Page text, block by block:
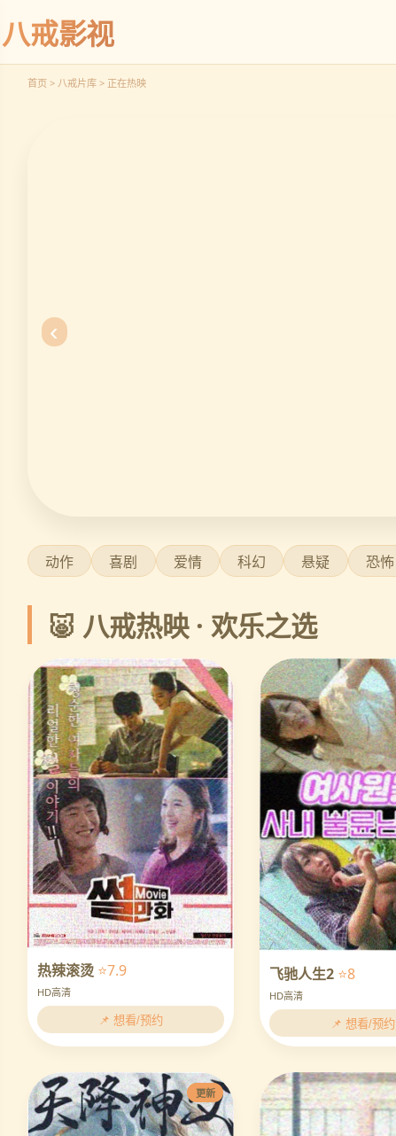
八戒影视
首页 > 八戒片库 > 正在热映
立
即
观
看
‹
动作 喜剧 爱情 科幻 悬疑 恐怖
🐷 八戒热映 · 欢乐之选
热辣滚烫 ⭐7.9
HD高清
📌 想看/预约
飞驰人生2 ⭐8
HD高清
📌 想看/预约
更新